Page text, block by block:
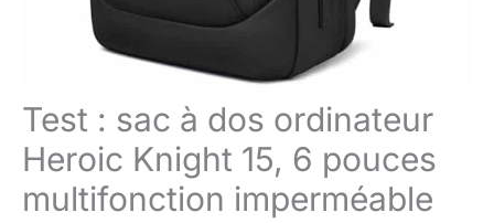
Test : sac à dos ordinateur
Heroic Knight 15, 6 pouces
multifonction imperméable